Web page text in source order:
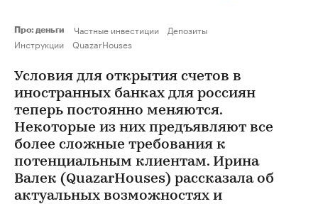
Про: деньги Частные инвестиции
Депозиты
Инструкции
QuazarHouses
Условия для открытия счетов в
иностранных банках для россиян
теперь постоянно меняются.
Некоторые из них предъявляют все
более сложные требования к
потенциальным клиентам. Ирина
Валек (QuazarHouses) рассказала об
актуальных возможностях и